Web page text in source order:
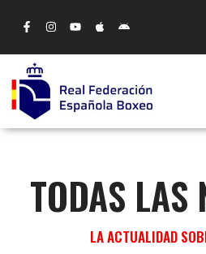
TODAS LAS
LA ACTUALIDAD